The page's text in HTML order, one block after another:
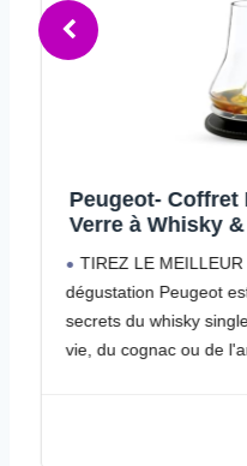
Akashi Meïsei
+ 2
INSPIRÉ PAR LA
un whisky rond et
japonaise Eigashima
japonaise coïncide
d’orge maltée,